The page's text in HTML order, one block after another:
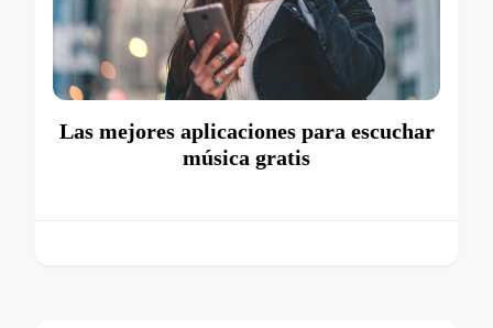
Las mejores aplicaciones para escuchar
música gratis